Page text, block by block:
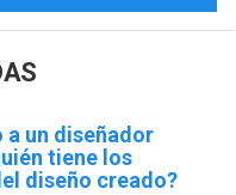
un diseñador
tiene los
diseño creado?